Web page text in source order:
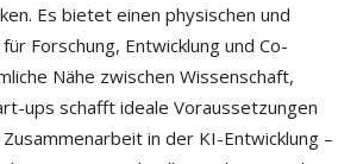
Es bietet einen physischen und
Forschung, Entwicklung und Co-
Nähe zwischen Wissenschaft,
ups schafft ideale Voraussetzungen
in der KI-Entwicklung –